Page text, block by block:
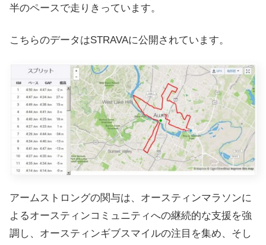
半のペースで走りきっています。
こちらのデータはSTRAVAに公開されています。
アームストロングの関与は、オースティンマラソンに
よるオースティンコミュニティへの継続的な支援を強
調し、オースティンギブスマイルの注目を集め、そし